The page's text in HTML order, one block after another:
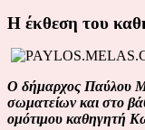
Η έκθεση του
Ο δήμαρχος Παύλου
σωματείων και στο
ομότιμου καθηγητή